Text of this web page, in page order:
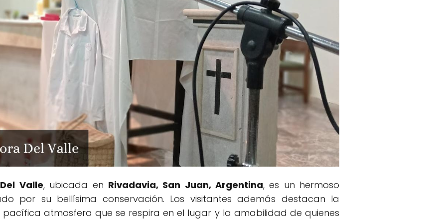
Valle, ubicada en Rivadavia, San Juan, Argentina, es un hermoso
por su bellísima conservación. Los visitantes además destacan la
atmosfera que se respira en el lugar y la amabilidad de quienes